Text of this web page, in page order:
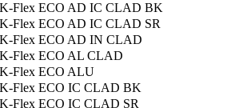
K-Flex ECO AD IC CLAD BK
K-Flex ECO AD IC CLAD SR
K-Flex ECO AD IN CLAD
K-Flex ECO AL CLAD
K-Flex ECO ALU
K-Flex ECO IC CLAD BK
K-Flex ECO IC CLAD SR